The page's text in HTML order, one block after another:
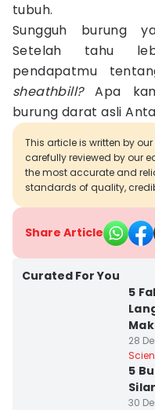
tubuh.
Sungguh burung
Setelah tahu
pendapatmu
sheathbill?Apa
burung darat asli
This article is written by
carefully reviewed by our
the most accurate and
standards of quality,
Share Article
Curated For You
5
28
5
30